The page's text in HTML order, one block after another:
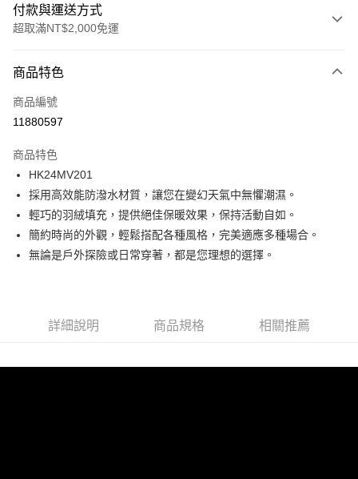
付款與運送方式
超取滿NT$2,000免運
信用卡一次付款
LINE Pay
街口支付
悠遊付
ATM付款
每筆NT$100
每筆NT$100，滿NT$2,000(含以上)免運費
商品特色
商品編號
11880597
商品特色
HK24MV201
採用高效能防潑水材質，讓您在變幻天氣中無懼潮濕。
輕巧的羽絨填充，提供絕佳保暖效果，保持活動自如。
簡約時尚的外觀，輕鬆搭配各種風格，完美適應多種場合。
無論是戶外探險或日常穿著，都是您理想的選擇。
詳細說明 商品規格 相關推薦